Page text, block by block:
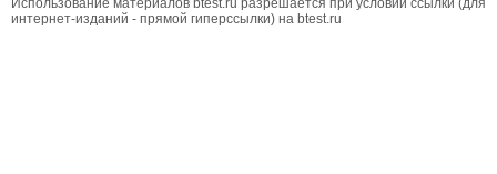
Использование материалов btest.ru разрешается при условии ссылки (для
интернет-изданий - прямой гиперссылки) на btest.ru